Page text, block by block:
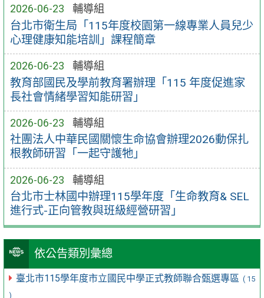
2026-06-23 輔導組
台北市衛生局「115年度校園第一線專業人員兒少
心理健康知能培訓」課程簡章
2026-06-23 輔導組
教育部國民及學前教育署辦理「115 年度促進家
長社會情緒學習知能研習」
2026-06-23 輔導組
社團法人中華民國關懷生命協會辦理2026動保扎
根教師研習「一起守護牠」
2026-06-23 輔導組
台北市士林國中辦理115學年度「生命教育& SEL
進行式-正向管教與班級經營研習」
依公告類別彙總
臺北市115學年度市立國民中學正式教師聯合甄選專區 ( 15
)